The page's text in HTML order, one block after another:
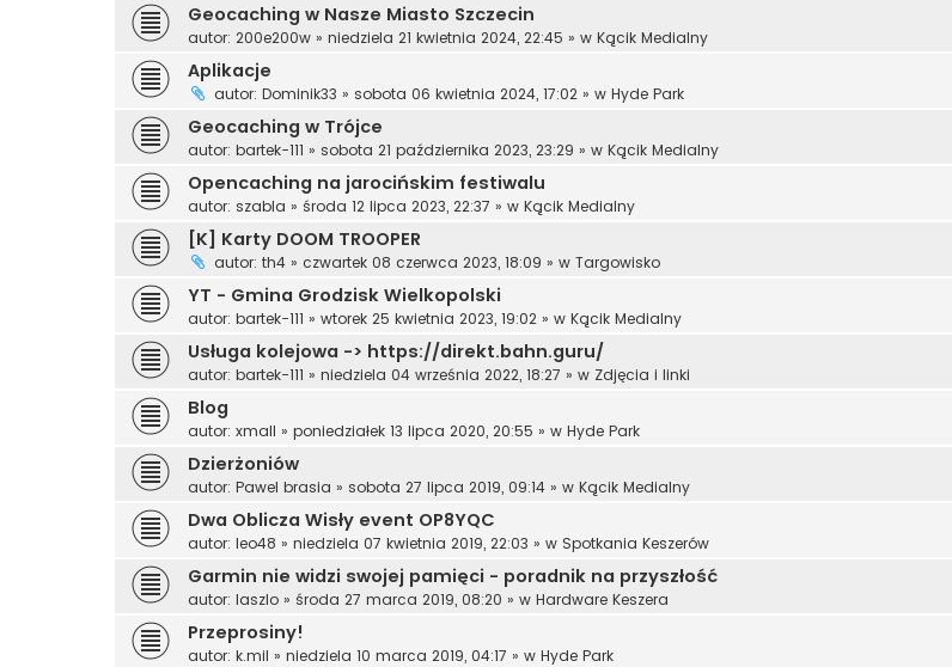
Geocaching w Nasze Miasto Szczecin
autor: 200e200w » niedziela 21 kwietnia 2024, 22:45 » w Kącik Medialny
Aplikacje
autor: Dominik33 » sobota 06 kwietnia 2024, 17:02 » w Hyde Park
Geocaching w Trójce
autor: bartek-111 » sobota 21 października 2023, 23:29 » w Kącik Medialny
Opencaching na jarocińskim festiwalu
autor: szabla » środa 12 lipca 2023, 22:37 » w Kącik Medialny
[K] Karty DOOM TROOPER
autor: th4 » czwartek 08 czerwca 2023, 18:09 » w Targowisko
YT - Gmina Grodzisk Wielkopolski
autor: bartek-111 » wtorek 25 kwietnia 2023, 19:02 » w Kącik Medialny
Usługa kolejowa -> https://direkt.bahn.guru/
autor: bartek-111 » niedziela 04 września 2022, 18:27 » w Zdjęcia i linki
Blog
autor: xmall » poniedziałek 13 lipca 2020, 20:55 » w Hyde Park
Dzierżoniów
autor: Pawel brasia » sobota 27 lipca 2019, 09:14 » w Kącik Medialny
Dwa Oblicza Wisły event OP8YQC
autor: leo48 » niedziela 07 kwietnia 2019, 22:03 » w Spotkania Keszerów
Garmin nie widzi swojej pamięci - poradnik na przyszłość
autor: laszlo » środa 27 marca 2019, 08:20 » w Hardware Keszera
Przeprosiny!
autor: k.mil » niedziela 10 marca 2019, 04:17 » w Hyde Park